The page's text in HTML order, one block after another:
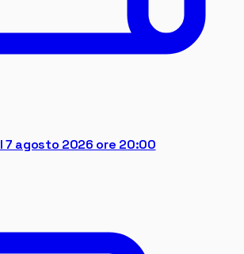
7 agosto 2026 ore 20:00